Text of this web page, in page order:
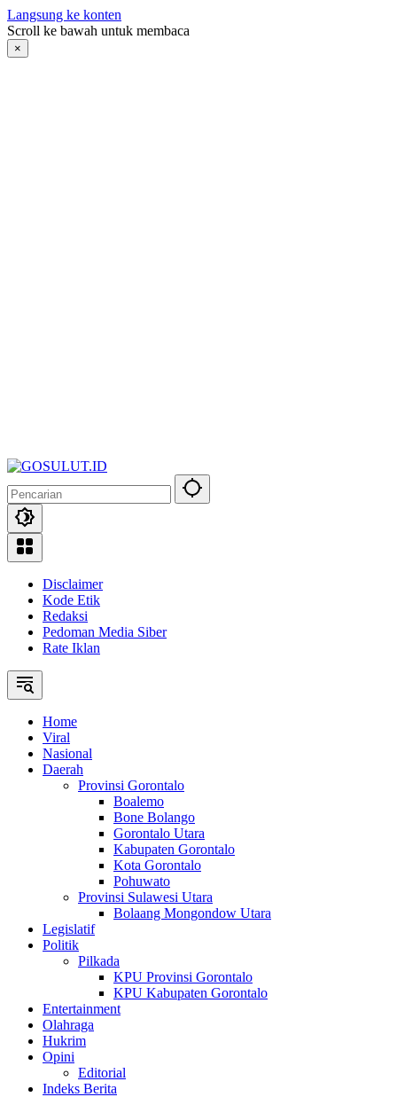
Langsung ke konten
Scroll ke bawah untuk membaca
×
Disclaimer
Kode Etik
Redaksi
Pedoman Media Siber
Rate Iklan
Home
Viral
Nasional
Daerah
Provinsi Gorontalo
Boalemo
Bone Bolango
Gorontalo Utara
Kabupaten Gorontalo
Kota Gorontalo
Pohuwato
Provinsi Sulawesi Utara
Bolaang Mongondow Utara
Legislatif
Politik
Pilkada
KPU Provinsi Gorontalo
KPU Kabupaten Gorontalo
Entertainment
Olahraga
Hukrim
Opini
Editorial
Indeks Berita